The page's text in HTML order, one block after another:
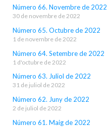
Número 66. Novembre de 2022
30 de novembre de 2022
Número 65. Octubre de 2022
1 de novembre de 2022
Número 64. Setembre de 2022
1 d'octubre de 2022
Número 63. Juliol de 2022
31 de juliol de 2022
Número 62. Juny de 2022
2 de juliol de 2022
Número 61. Maig de 2022